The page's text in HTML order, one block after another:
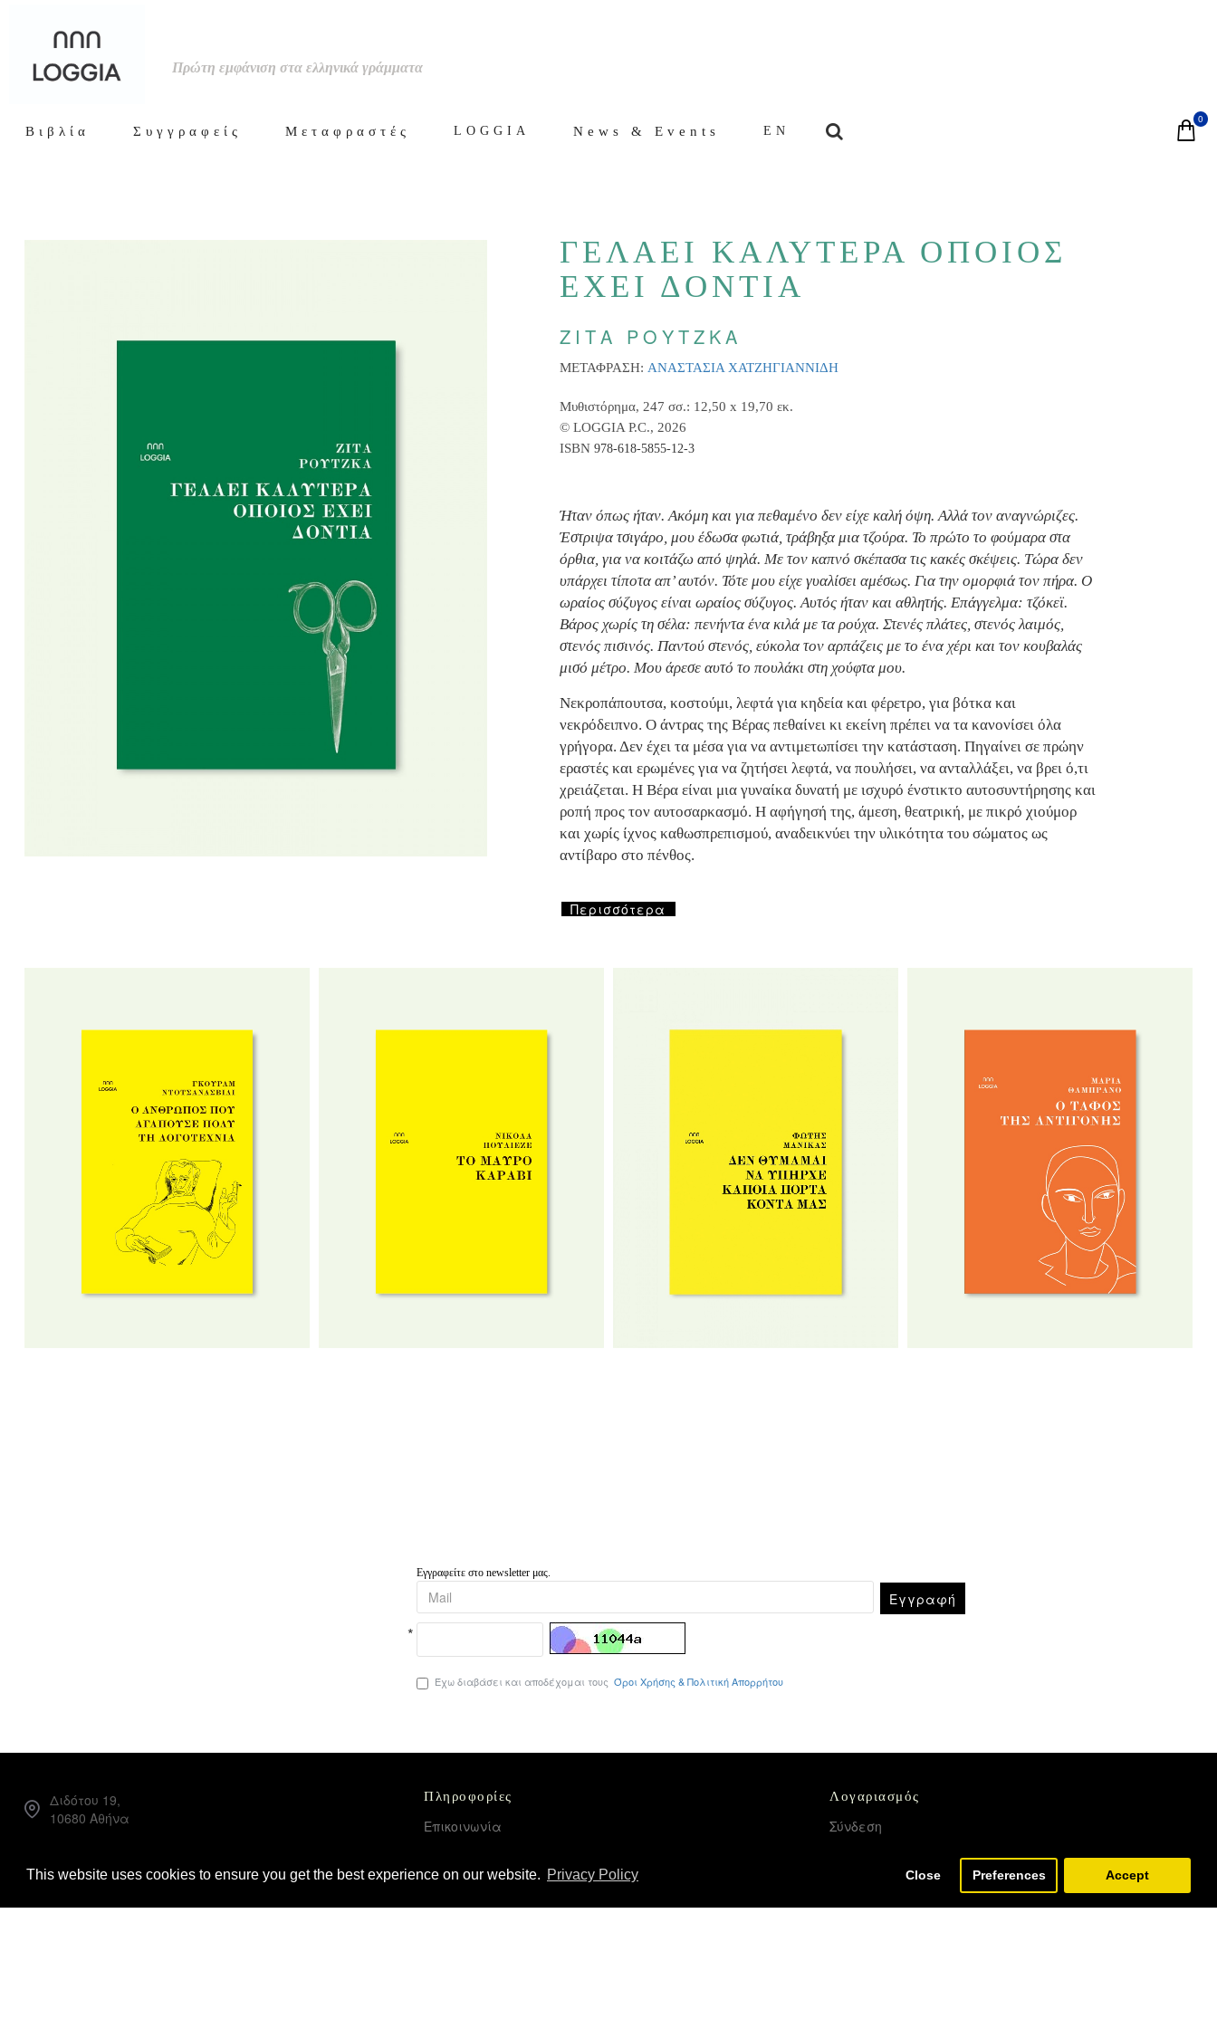
This website uses cookies to ensure you get the best experience on our website. Privacy Policy Close Preferences Accept
Πρώτη εμφάνιση στα ελληνικά γράμματα
Βιβλία Συγγραφείς Μεταφραστές LOGGIA News & Events EN
0
ΓΕΛΑΕΙ ΚΑΛΥΤΕΡΑ ΟΠΟΙΟΣ
ΕΧΕΙ ΔΟΝΤΙΑ
ΖΙΤΑ ΡΟΥΤΖΚΑ
ΜΕΤΑΦΡΑΣΗ: ΑΝΑΣΤΑΣΙΑ ΧΑΤΖΗΓΙΑΝΝΙΔΗ
Μυθιστόρημα, 247 σσ.: 12,50 x 19,70 εκ.
© LOGGIA P.C., 2026
ISBN 978-618-5855-12-3
Ήταν όπως ήταν. Ακόμη και για πεθαμένο δεν είχε καλή όψη. Αλλά τον αναγνώριζες.
Έστριψα τσιγάρο, μου έδωσα φωτιά, τράβηξα μια τζούρα. Το πρώτο το φούμαρα στα
όρθια, για να κοιτάζω από ψηλά. Με τον καπνό σκέπασα τις κακές σκέψεις. Τώρα δεν
υπάρχει τίποτα απ’ αυτόν. Τότε μου είχε γυαλίσει αμέσως. Για την ομορφιά τον πήρα. Ο
ωραίος σύζυγος είναι ωραίος σύζυγος. Αυτός ήταν και αθλητής. Επάγγελμα: τζόκεϊ.
Βάρος χωρίς τη σέλα: πενήντα ένα κιλά με τα ρούχα. Στενές πλάτες, στενός λαιμός,
στενός πισινός. Παντού στενός, εύκολα τον αρπάζεις με το ένα χέρι και τον κουβαλάς
μισό μέτρο. Μου άρεσε αυτό το πουλάκι στη χούφτα μου.
Νεκροπάπουτσα, κοστούμι, λεφτά για κηδεία και φέρετρο, για βότκα και
νεκρόδειπνο. Ο άντρας της Βέρας πεθαίνει κι εκείνη πρέπει να τα κανονίσει όλα
γρήγορα. Δεν έχει τα μέσα για να αντιμετωπίσει την κατάσταση. Πηγαίνει σε πρώην
εραστές και ερωμένες για να ζητήσει λεφτά, να πουλήσει, να ανταλλάξει, να βρει ό,τι
χρειάζεται. Η Βέρα είναι μια γυναίκα δυνατή με ισχυρό ένστικτο αυτοσυντήρησης και
ροπή προς τον αυτοσαρκασμό. Η αφήγησή της, άμεση, θεατρική, με πικρό χιούμορ
και χωρίς ίχνος καθωσπρεπισμού, αναδεικνύει την υλικότητα του σώματος ως
αντίβαρο στο πένθος.
Περισσότερα
Εγγραφείτε στο newsletter μας.
Εγγραφή
Έχω διαβάσει και αποδέχομαι τους Όροι Χρήσης & Πολιτική Απορρήτου
Διδότου 19,
10680 Αθήνα
Πληροφορίες
Επικοινωνία
Τρόποι Αποστολής και Πληρωμής
Επιστροφές Προϊόντων
Λογαριασμός
Σύνδεση